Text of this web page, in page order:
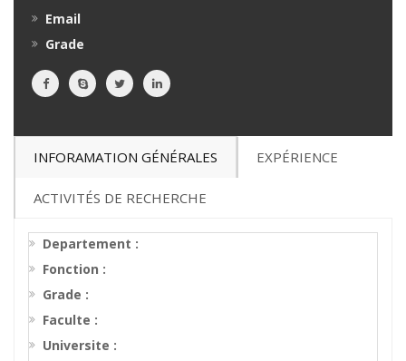
Email
Grade
INFORAMATION GÉNÉRALES EXPÉRIENCE
ACTIVITÉS DE RECHERCHE
Departement :
Fonction :
Grade :
Faculte :
Universite :